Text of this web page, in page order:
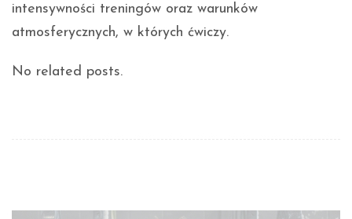
intensywności treningów oraz warunków
atmosferycznych, w których ćwiczy.
No related posts.